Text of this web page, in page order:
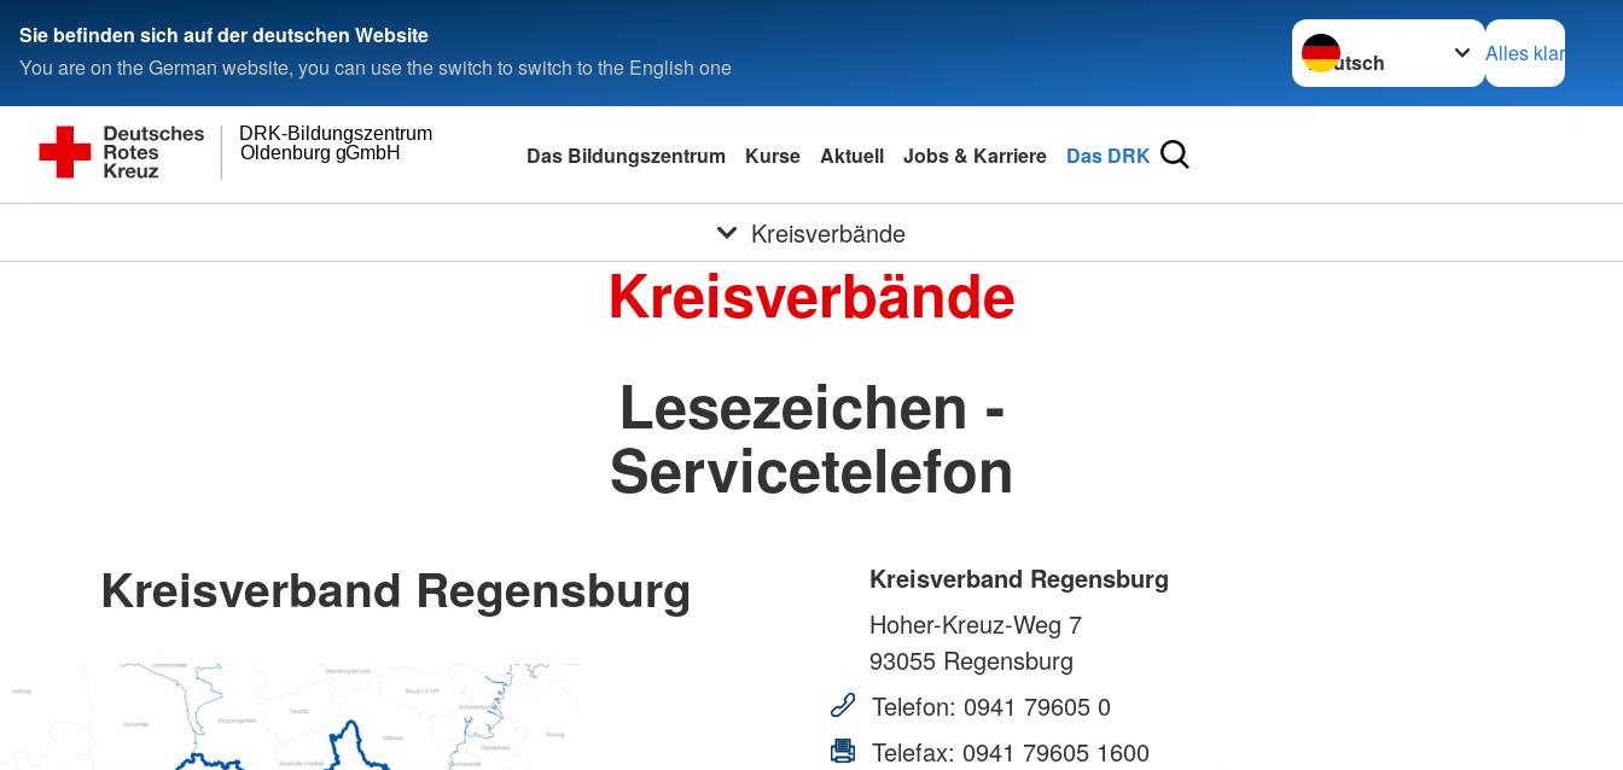
Sie befinden sich auf der deutschen Website
You are on the German website, you can use the switch to switch to the English one
Sprache wechseln zu
Alles klar
Oldenburg gGmbH
DRK-Bildungszentrum
Das Bildungszentrum Kurse Aktuell Jobs & Karriere Das DRK
Kreisverbände
Kreisverbände
Lesezeichen -
Servicetelefon
Kreisverband Regensburg
Kreisverband Regensburg
Hoher-Kreuz-Weg 7
93055 Regensburg
Telefon: 0941 79605 0
Telefax: 0941 79605 1600